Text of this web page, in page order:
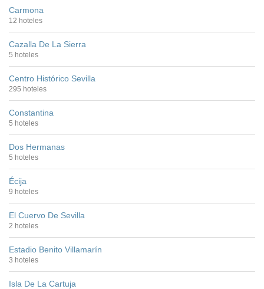
Carmona
12 hoteles
Cazalla De La Sierra
5 hoteles
Centro Histórico Sevilla
295 hoteles
Constantina
5 hoteles
Dos Hermanas
5 hoteles
Écija
9 hoteles
El Cuervo De Sevilla
2 hoteles
Estadio Benito Villamarín
3 hoteles
Isla De La Cartuja